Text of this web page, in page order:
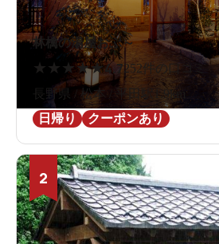
林檎の湯屋おぶ～
★ ★ ★★★4.7252件の口コミ
長野県 / 松本 / 平田駅1.9km
日帰り
クーポンあり
2